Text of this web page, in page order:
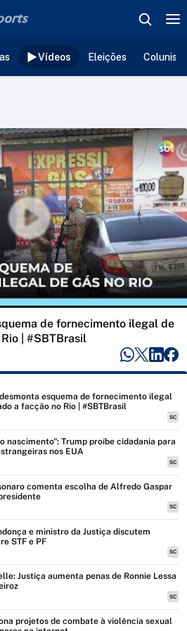
Vídeos Eleições
de fornecimento ilegal de
gás ligado a facção no Rio | #SBTBrasil
esquema de fornecimento ilegal
de gás ligado a facção no Rio | #SBTBrasil
SC
nascimento": Trump proíbe cidadania para
nos EUA
SC
comenta escolha de Alfredo Gaspar
SC
e ministro da Justiça discutem
STF e PF
SC
Justiça aumenta penas de Ronnie Lessa
SC
projetos de combate à violência sexual